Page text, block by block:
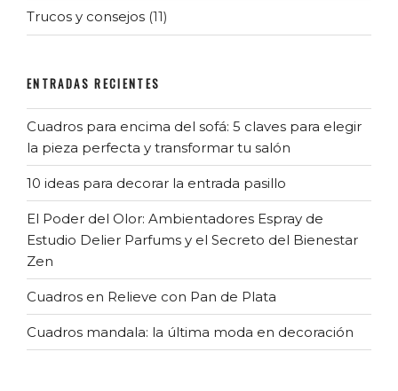
Trucos y consejos (11)
ENTRADAS RECIENTES
Cuadros para encima del sofá: 5 claves para elegir
la pieza perfecta y transformar tu salón
10 ideas para decorar la entrada pasillo
El Poder del Olor: Ambientadores Espray de
Estudio Delier Parfums y el Secreto del Bienestar
Zen
Cuadros en Relieve con Pan de Plata
Cuadros mandala: la última moda en decoración